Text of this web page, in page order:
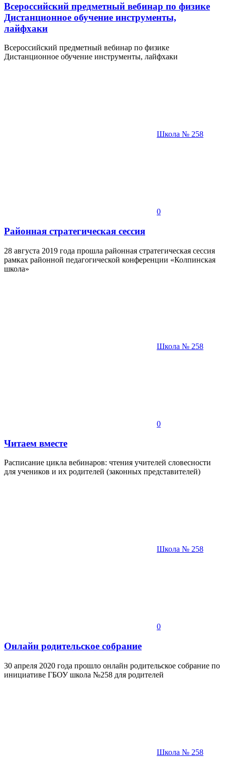
Всероссийский предметный вебинар по физике
Дистанционное обучение инструменты,
лайфхаки
Всероссийский предметный вебинар по физике
Дистанционное обучение инструменты, лайфхаки
Школа № 258
0
Районная стратегическая сессия
28 августа 2019 года прошла районная стратегическая сессия
рамках районной педагогической конференции «Колпинская
школа»
Школа № 258
0
Читаем вместе
Расписание цикла вебинаров: чтения учителей словесности
для учеников и их родителей (законных представителей)
Школа № 258
0
Онлайн родительское собрание
30 апреля 2020 года прошло онлайн родительское собрание по
инициативе ГБОУ школа №258 для родителей
Школа № 258